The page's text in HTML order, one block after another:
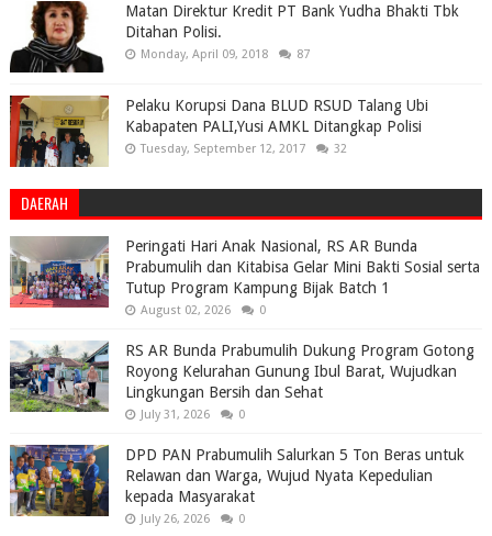
Matan Direktur Kredit PT Bank Yudha Bhakti Tbk
Ditahan Polisi.
Monday, April 09, 2018 87
Pelaku Korupsi Dana BLUD RSUD Talang Ubi
Kabapaten PALI,Yusi AMKL Ditangkap Polisi
Tuesday, September 12, 2017 32
DAERAH
Peringati Hari Anak Nasional, RS AR Bunda
Prabumulih dan Kitabisa Gelar Mini Bakti Sosial serta
Tutup Program Kampung Bijak Batch 1
August 02, 2026 0
RS AR Bunda Prabumulih Dukung Program Gotong
Royong Kelurahan Gunung Ibul Barat, Wujudkan
Lingkungan Bersih dan Sehat
July 31, 2026 0
DPD PAN Prabumulih Salurkan 5 Ton Beras untuk
Relawan dan Warga, Wujud Nyata Kepedulian
kepada Masyarakat
July 26, 2026 0